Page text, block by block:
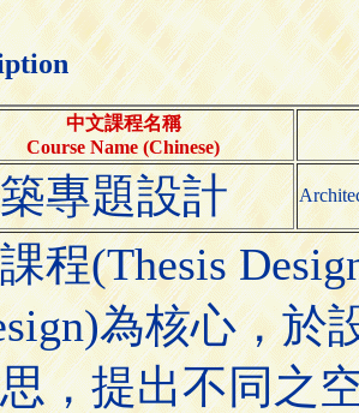
中文課程名稱
Course Name (Chinese)
專題設計
程(Thesis
為核心，於
，提出不同之